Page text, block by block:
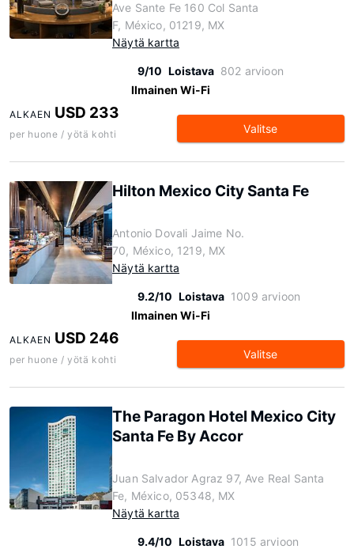
Ave Sante Fe 160 Col Santa
F, México, 01219, MX
Näytä kartta
9/10 Loistava 802 arvioon
Ilmainen Wi-Fi
ALKAEN USD 233
per huone / yötä kohti Valitse
Hilton Mexico City Santa Fe
Antonio Dovali Jaime No.
70, México, 1219, MX
Näytä kartta
9.2/10 Loistava 1009 arvioon
Ilmainen Wi-Fi
ALKAEN USD 246
per huone / yötä kohti Valitse
The Paragon Hotel Mexico City
Santa Fe By Accor
Juan Salvador Agraz 97, Ave Real Santa
Fe, México, 05348, MX
Näytä kartta
9.4/10 Loistava 1015 arvioon